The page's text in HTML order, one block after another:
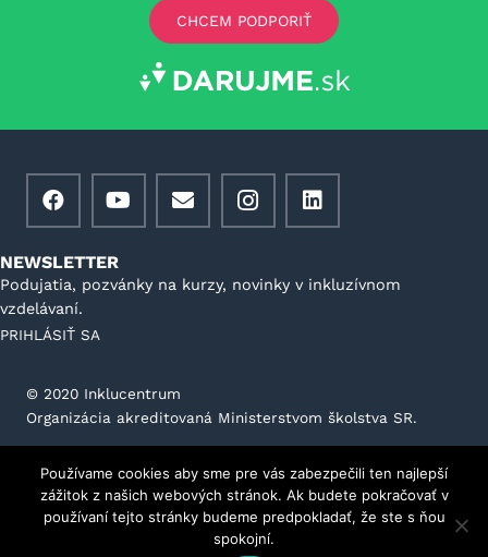
CHCEM PODPORIŤ
NEWSLETTER
Podujatia, pozvánky na kurzy, novinky v inkluzívnom
vzdelávaní.
PRIHLÁSIŤ SA
©️ 2020 Inklucentrum
Organizácia akreditovaná Ministerstvom školstva SR.
Všeobecné podmienky prevádzkovateľa portálu
GDPR
Stanovy Kontakt Etický kódex
Používame cookies aby sme pre vás zabezpečili ten najlepší
zážitok z našich webových stránok. Ak budete pokračovať v
používaní tejto stránky budeme predpokladať, že ste s ňou
spokojní.